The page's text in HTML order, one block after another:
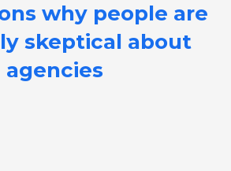
why people are
skeptical about
agencies